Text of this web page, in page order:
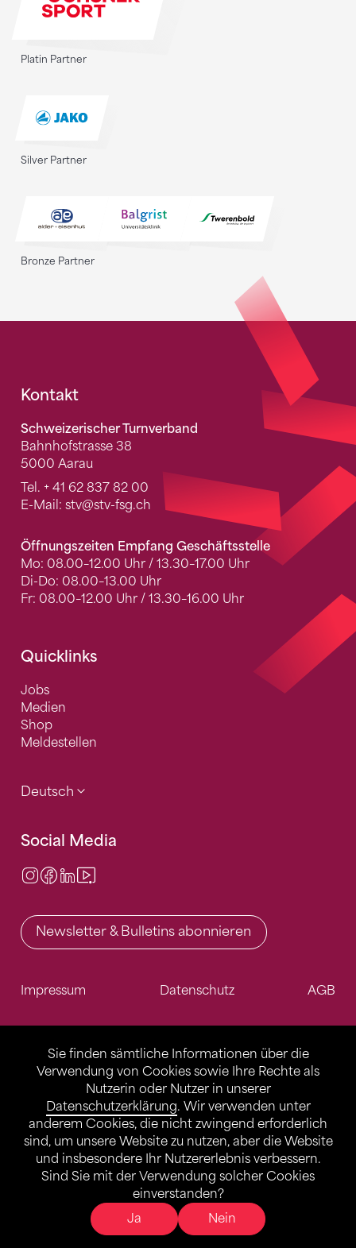
Sie finden sämtliche Informationen über die
Verwendung von Cookies sowie Ihre Rechte als
Nutzerin oder Nutzer in unserer
Datenschutzerklärung. Wir verwenden unter
anderem Cookies, die nicht zwingend erforderlich
sind, um unsere Website zu nutzen, aber die Website
und insbesondere Ihr Nutzererlebnis verbessern.
Sind Sie mit der Verwendung solcher Cookies
einverstanden?
Ja
Nein
Platin Partner
Silver Partner
Bronze Partner
Fusszeile
Kontakt
Schweizerischer Turnverband
Bahnhofstrasse 38
5000 Aarau
Tel. + 41 62 837 82 00
E-Mail: stv@stv-fsg.ch
Öffnungszeiten Empfang Geschäftsstelle
Mo: 08.00–12.00 Uhr / 13.30–17.00 Uhr
Di-Do: 08.00–13.00 Uhr
Fr: 08.00–12.00 Uhr / 13.30–16.00 Uhr
Quicklinks
Jobs
Medien
Shop
Meldestellen
Deutsch
Social Media
Instagram
Facebook
LinkedIn
Newsletter & Bulletins abonnieren
Impressum Datenschutz AGB